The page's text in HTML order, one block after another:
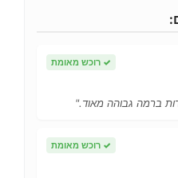
✓ רוכש מאומת
ברמה גבוהה מאוד."
✓ רוכש מאומת